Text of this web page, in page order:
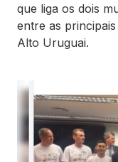
que liga os dois
entre as
Alto Uruguai.